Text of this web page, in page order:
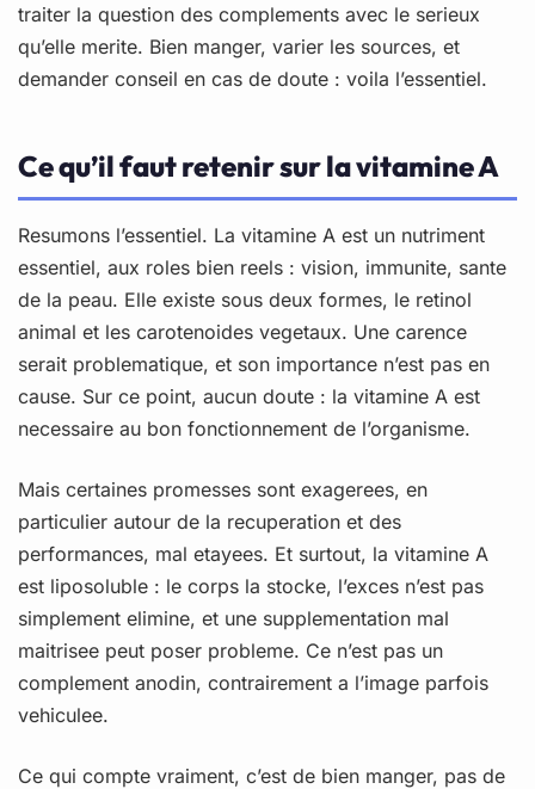
traiter la question des complements avec le serieux
qu’elle merite. Bien manger, varier les sources, et
demander conseil en cas de doute : voila l’essentiel.
Ce qu’il faut retenir sur la vitamine A
Resumons l’essentiel. La vitamine A est un nutriment
essentiel, aux roles bien reels : vision, immunite, sante
de la peau. Elle existe sous deux formes, le retinol
animal et les carotenoides vegetaux. Une carence
serait problematique, et son importance n’est pas en
cause. Sur ce point, aucun doute : la vitamine A est
necessaire au bon fonctionnement de l’organisme.
Mais certaines promesses sont exagerees, en
particulier autour de la recuperation et des
performances, mal etayees. Et surtout, la vitamine A
est liposoluble : le corps la stocke, l’exces n’est pas
simplement elimine, et une supplementation mal
maitrisee peut poser probleme. Ce n’est pas un
complement anodin, contrairement a l’image parfois
vehiculee.
Ce qui compte vraiment, c’est de bien manger, pas de